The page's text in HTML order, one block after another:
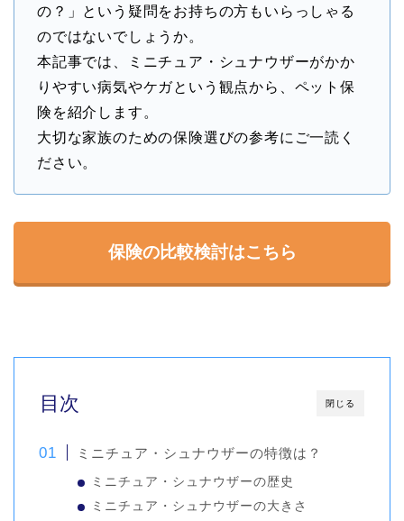
の？」という疑問をお持ちの方もいらっしゃる
のではないでしょうか。
本記事では、ミニチュア・シュナウザーがかか
りやすい病気やケガという観点から、ペット保
険を紹介します。
大切な家族のための保険選びの参考にご一読く
ださい。
保険の比較検討はこちら
閉じる
目次
ミニチュア・シュナウザーの特徴は？
ミニチュア・シュナウザーの歴史
ミニチュア・シュナウザーの大きさ